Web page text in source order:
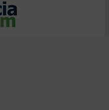
y venderle